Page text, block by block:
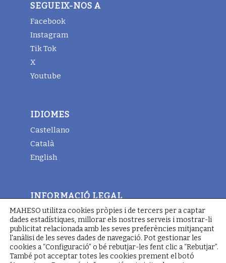
SEGUEIX-NOS A
Facebook
Instagram
Tik Tok
X
Youtube
IDIOMES
Castellano
Català
English
INFORMACIÓ LEGAL
Avis legal
Termes i condicions generals
Política de cookies
MAHESO utilitza cookies pròpies i de tercers per a captar
dades estadístiques, millorar els nostres serveis i mostrar-li
publicitat relacionada amb les seves preferències mitjançant
l'anàlisi de les seves dades de navegació. Pot gestionar les
cookies a “Configuració” o bé rebutjar-les fent clic a “Rebutjar”.
També pot acceptar totes les cookies prement el botó